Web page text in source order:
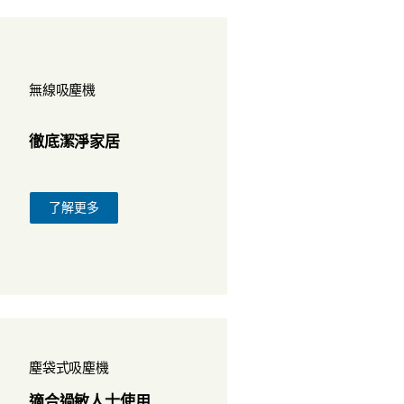
無線吸塵機
徹底潔淨家居
了解更多
塵袋式吸塵機